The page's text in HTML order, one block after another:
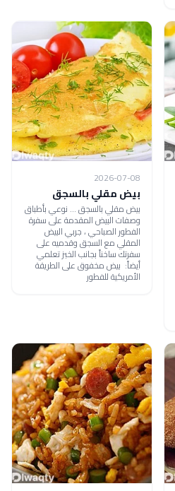
2026-07-08
بيض مقلي بالسجق
بيض مقلي بالسجق ... نوعي بأطباق
وصفات البيض المقدمة على سفرة
الفطور الصباحي ، جربي البيض
المقلي مع السجق وقدميه على
سفرتك ساخناً بجانب الخبز تعلمي
أيضاً: بيض مخفوق على الطريقة
الأمريكية للفطور